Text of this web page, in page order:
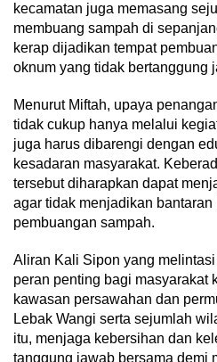
kecamatan juga memasang
membuang sampah di
kerap dijadikan tempat
oknum yang tidak bertanggung
Menurut Miftah, upaya
tidak cukup hanya melalui
juga harus dibarengi dengan
kesadaran masyarakat.
tersebut diharapkan dapat
agar tidak menjadikan
pembuangan sampah.
Aliran Kali Sipon yang
peran penting bagi masyarakat
kawasan persawahan dan
Lebak Wangi serta sejumlah
itu, menjaga kebersihan dan
tanggung jawab bersama demi